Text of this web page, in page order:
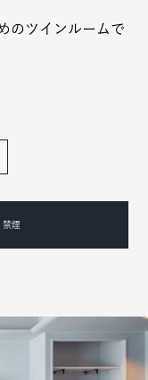
のツインルームで
禁煙